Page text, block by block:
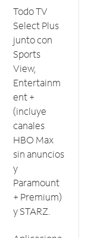
Todo TV
Select Plus
junto con
Sports
View,
Entertainm
ent +
(incluye
canales
HBO Max
sin anuncios
y
Paramount
+ Premium)
y STARZ.